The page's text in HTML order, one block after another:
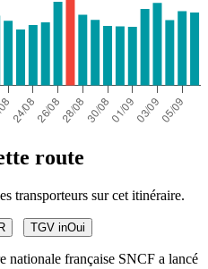
route
transporteurs sur cet itinéraire.
TGV inOui
nationale française SNCF a lancé